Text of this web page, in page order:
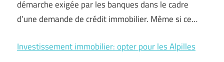
démarche exigée par les banques dans le cadre
d’une demande de crédit immobilier. Même si ce…
Investissement immobilier: opter pour les Alpilles